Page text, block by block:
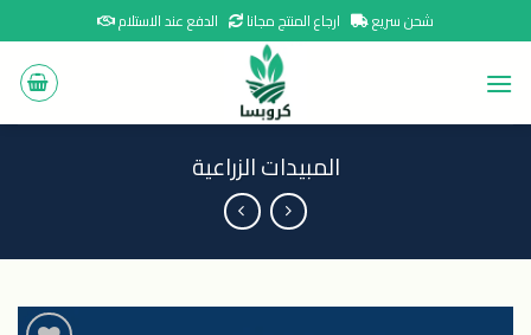
to
content
شحن سريع ارجاع المنتج مجانا الدفع عند الاستلام
المبيدات الزراعية